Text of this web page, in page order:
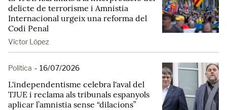
delicte de terrorisme i Amnistia
Internacional urgeix una reforma del
Codi Penal
Víctor López
Política - 16/07/2026
L'independentisme celebra l'aval del
TJUE i reclama als tribunals espanyols
aplicar l’amnistia sense “dilacions”